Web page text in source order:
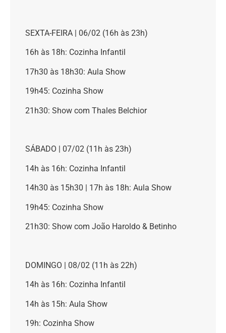
SEXTA-FEIRA | 06/02 (16h às 23h)
16h às 18h: Cozinha Infantil
17h30 às 18h30: Aula Show
19h45: Cozinha Show
21h30: Show com Thales Belchior
SÁBADO | 07/02 (11h às 23h)
14h às 16h: Cozinha Infantil
14h30 às 15h30 | 17h às 18h: Aula Show
19h45: Cozinha Show
21h30: Show com João Haroldo & Betinho
DOMINGO | 08/02 (11h às 22h)
14h às 16h: Cozinha Infantil
14h às 15h: Aula Show
19h: Cozinha Show